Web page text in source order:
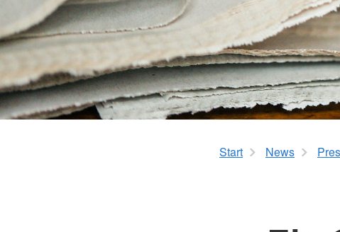
Sanitätsdienstausbildung
Betreuungseinrichtungen
Erste Hilfe für
Erste Hilfe für Pflegekräfte
Best Practice – Kurse für DRK-
Ausbilder*innen
Start News